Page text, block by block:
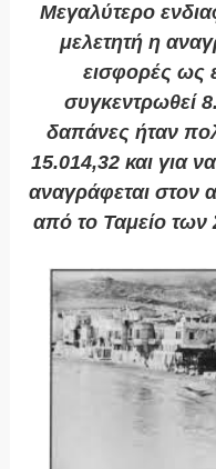
Μεγαλύτερο
μελετητή η
εισφορές ως
συγκεντρωθεί
δαπάνες ήταν
15.014,32 και για
αναγράφεται στον
από το Ταμείο των